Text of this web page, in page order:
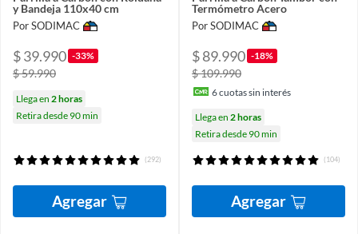
y Bandeja 110x40 cm
Por SODIMAC
$ 39.990 -33%
$ 59.990
Llega en 2 horas
Retira desde 90 min
(292)
Agregar
Termómetro Acero
Por SODIMAC
$ 89.990 -18%
$ 109.990
6cuotas sin interés
Llega en 2 horas
Retira desde 90 min
(104)
Agregar